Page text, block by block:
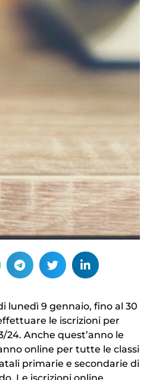
lunedì 9 gennaio, fino al 30
le iscrizioni per
24. Anche quest’anno le
online per tutte le classi
primarie e secondarie di
Le iscrizioni online